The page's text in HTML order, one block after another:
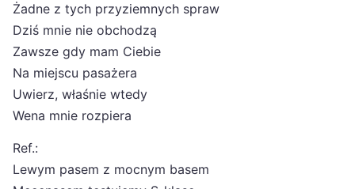
Żadne z tych przyziemnych spraw
Dziś mnie nie obchodzą
Zawsze gdy mam Ciebie
Na miejscu pasażera
Uwierz, właśnie wtedy
Wena mnie rozpiera
Ref.:
Lewym pasem z mocnym basem